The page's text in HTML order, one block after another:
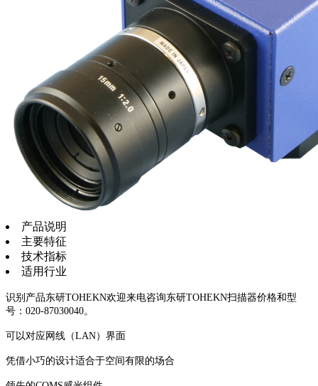
产品说明
主要特征
技术指标
适用行业
识别产品东研TOHEKN欢迎来电咨询东研TOHEKN扫描器价格和型
号：020-87030040。
可以对应网线（LAN）界面
凭借小巧的设计适合于空间有限的场合